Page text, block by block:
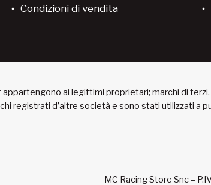
Condizioni di vendita
ai legittimi proprietari; marchi di
registrati d’altre società e sono stati utilizzati a
MC Racing Store Snc –